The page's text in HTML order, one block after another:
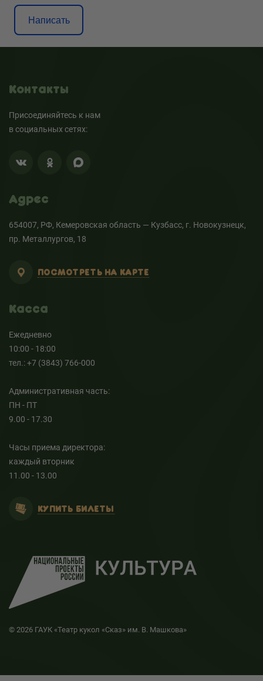
Написать
Контакты
Присоединяйтесь к нам
в социальных сетях:
Адрес
654007, РФ, Кемеровская область — Кузбасс, г. Новокузнецк,
пр. Металлургов, 18
ПОСМОТРЕТЬ НА КАРТЕ
Касса
Ежедневно
10:00 - 18:00
тел.: +7 (3843) 766-000
Административная часть:
ПН - ПТ
9.00 - 17.30
Часы приема директора:
каждый вторник
11.00 - 13.00
КУПИТЬ БИЛЕТЫ
© 2026 ГАУК «Театр кукол «Сказ» им. В. Машкова»